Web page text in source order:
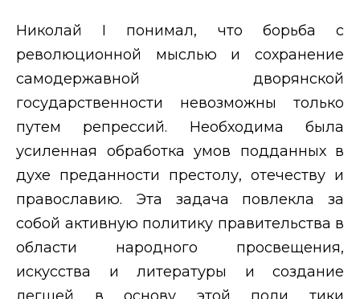
Николай I
понимал, что борьба с
революционной мыслью и сохранение
самодержавной дворянской
государственности невозможны только
путем репрессий. Необходима была
усиленная обработка умов подданных в
духе преданности престолу, отечеству и
православию. Эта задача повлекла за
собой активную политику правительства в
области народного просвещения,
искусства и литературы и создание